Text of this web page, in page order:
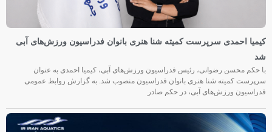
کیمیا احمدی سرپرست کمیته شنا هنری بانوان فدراسیون ورزش‌های آبی
شد
با حکم محسن رضوانی، رئیس فدراسیون ورزش‌های آبی، کیمیا احمدی به عنوان
سرپرست کمیته شنا هنری بانوان فدراسیون منصوب شد. به گزارش روابط عمومی
فدراسیون ورزش‌های آبی، در حکم صادر